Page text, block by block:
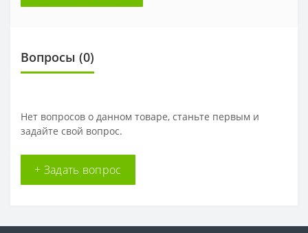
Вопросы (0)
Нет вопросов о данном товаре, станьте первым и
задайте свой вопрос.
+ Задать вопрос